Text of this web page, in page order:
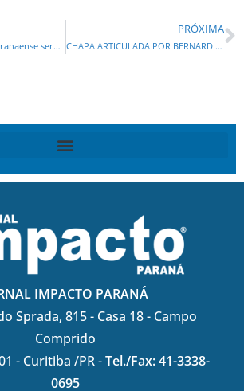
O Dia do Rotariano Paranaense será comemorado no dia 25 de abril na Assembleia Legislativa
PRÓXIMA
CHAPA ARTICULADA POR BERNARDI FAZ 75 % DOS VOTOS NA CONVENÇÃO DA REDE
IMPACTO PARANÁ
Sprada, 815 - Casa 18 - Campo
Comprido
- Curitiba /PR -Tel./Fax: 41-3338-
0695